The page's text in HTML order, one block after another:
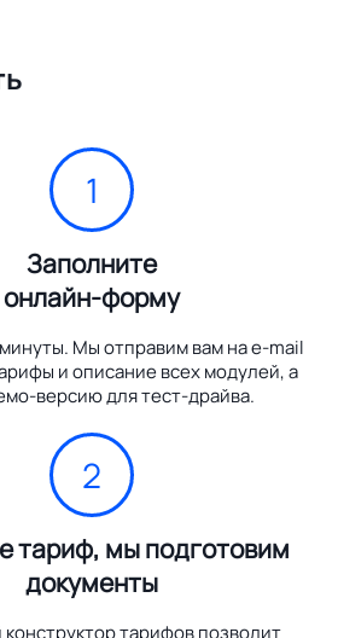
1
Заполните
онлайн-форму
Мы отправим вам на e-mail
и описание всех модулей, а
версию для тест-драйва.
2
тариф, мы подготовим
документы
тарифов позволит